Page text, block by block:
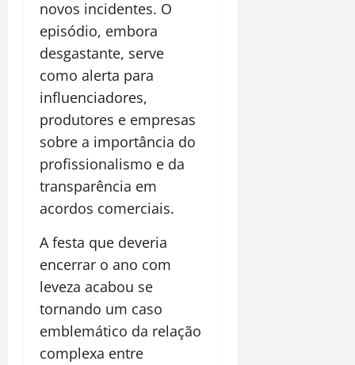
novos incidentes. O
episódio, embora
desgastante, serve
como alerta para
influenciadores,
produtores e empresas
sobre a importância do
profissionalismo e da
transparência em
acordos comerciais.
A festa que deveria
encerrar o ano com
leveza acabou se
tornando um caso
emblemático da relação
complexa entre